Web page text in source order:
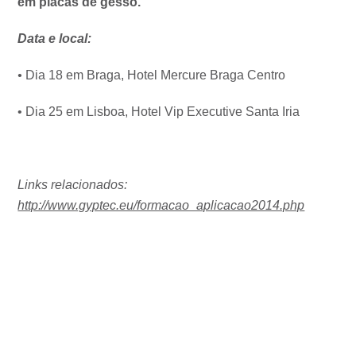
Data e local:
• Dia 18 em Braga, Hotel Mercure Braga Centro
• Dia 25 em Lisboa, Hotel Vip Executive Santa Iria
Links relacionados:
http://www.gyptec.eu/formacao_aplicacao2014.php